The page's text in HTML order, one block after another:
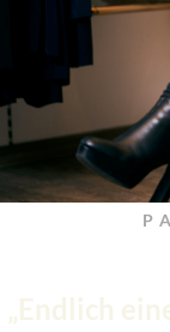
„Endlich